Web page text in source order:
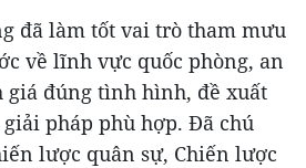
đã làm tốt vai trò tham mưu
về lĩnh vực quốc phòng, an
giá đúng tình hình, đề xuất
pháp phù hợp. Đã chú
lược quân sự, Chiến lược